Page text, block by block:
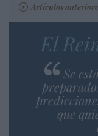
Artículos
El
Se
que